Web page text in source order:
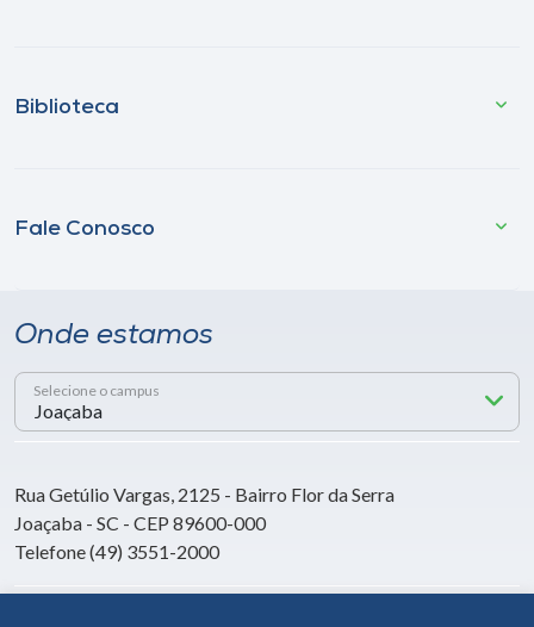
Biblioteca
Fale Conosco
Onde estamos
Selecione o campus
Rua Getúlio Vargas, 2125 - Bairro Flor da Serra
Joaçaba - SC - CEP 89600-000
Telefone (49) 3551-2000